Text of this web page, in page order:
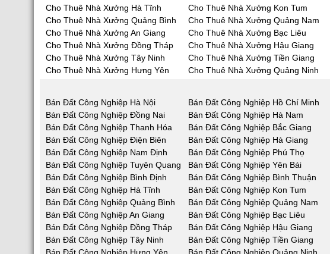
Cho Thuê Nhà Xưởng Hà Tĩnh
Cho Thuê Nhà Xưởng Kon Tum
Cho Thuê Nhà Xưởng Quảng Bình
Cho Thuê Nhà Xưởng Quảng Nam
Cho Thuê Nhà Xưởng An Giang
Cho Thuê Nhà Xưởng Bạc Liêu
Cho Thuê Nhà Xưởng Đồng Tháp
Cho Thuê Nhà Xưởng Hậu Giang
Cho Thuê Nhà Xưởng Tây Ninh
Cho Thuê Nhà Xưởng Tiền Giang
Cho Thuê Nhà Xưởng Hưng Yên
Cho Thuê Nhà Xưởng Quảng Ninh
Bán Đất Công Nghiệp Hà Nội Bán Đất Công Nghiệp Hồ Chí Minh
Bán Đất Công Nghiệp Đồng Nai
Bán Đất Công Nghiệp Hà Nam
Bán Đất Công Nghiệp Thanh Hóa
Bán Đất Công Nghiệp Bắc Giang
Bán Đất Công Nghiệp Điện Biên
Bán Đất Công Nghiệp Hà Giang
Bán Đất Công Nghiệp Nam Định
Bán Đất Công Nghiệp Phú Thọ
Bán Đất Công Nghiệp Tuyên Quang
Bán Đất Công Nghiệp Yên Bái
Bán Đất Công Nghiệp Bình Định
Bán Đất Công Nghiệp Bình Thuận
Bán Đất Công Nghiệp Hà Tĩnh
Bán Đất Công Nghiệp Kon Tum
Bán Đất Công Nghiệp Quảng Bình
Bán Đất Công Nghiệp Quảng Nam
Bán Đất Công Nghiệp An Giang
Bán Đất Công Nghiệp Bạc Liêu
Bán Đất Công Nghiệp Đồng Tháp
Bán Đất Công Nghiệp Hậu Giang
Bán Đất Công Nghiệp Tây Ninh
Bán Đất Công Nghiệp Tiền Giang